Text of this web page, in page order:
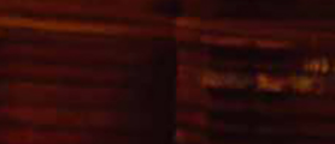
русский